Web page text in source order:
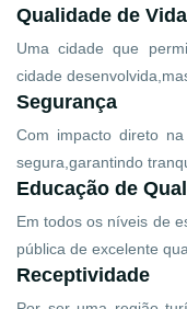
Qualidade de Vida
Uma cidade que
cidade
Segurança
Com impacto direto
segura,garantindo
Educação de
Em todos os níveis de
pública de excelente
Receptividade